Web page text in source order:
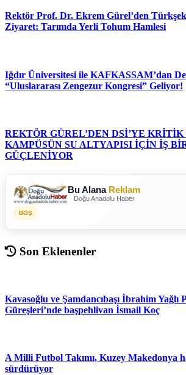
Rektör Prof. Dr. Ekrem Gürel’den
Ziyaret: Tarımda Yerli Tohum Hamlesi
Iğdır Üniversitesi ile KAFKASSAM’dan
“Uluslararası Zengezur Kongresi” Geliyor!
REKTÖR GÜREL’DEN DSİ’YE
KAMPÜSÜN SU ALTYAPISI İÇİN İŞ
GÜÇLENİYOR
Bu Alana Reklam
Doğu Anadolu Haber
BOŞ
Son Eklenenler
Kavasoğlu ve Şamdancıbaşı İbrahim Yağlı
Güreşleri’nde başpehlivan İsmail Koç
A Milli Futbol Takımı, Kuzey Makedonya
sürdürüyor